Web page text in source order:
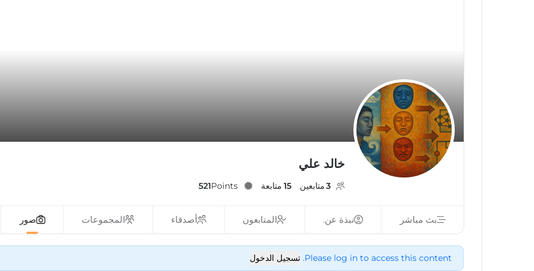
خالد علي
متابعين 15 متابعة 521Points
بث مباشر نبذة عن. المتابعون أصدقاء المجموعات صور
Please log in to access this content. تسجيل الدخول